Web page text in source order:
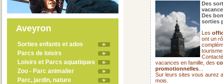
Aveyron
Sorties enfants et ados
Parcs de loisirs
Loisirs et Parcs aquatiques
Zoo - Parc animalier
Parc, jardin, nature
Des
Des
sorties
Les
ont un
vacances en famille, des
promotionnelles
Sur leurs sites vous aurez
mois.